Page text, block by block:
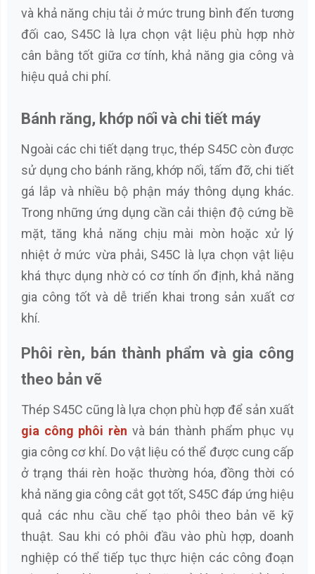
và khả năng chịu tải ở mức trung bình đến tương
đối cao, S45C là lựa chọn vật liệu phù hợp nhờ
cân bằng tốt giữa cơ tính, khả năng gia công và
hiệu quả chi phí.
Bánh răng, khớp nối và chi tiết máy
Ngoài các chi tiết dạng trục, thép S45C còn được
sử dụng cho bánh răng, khớp nối, tấm đỡ, chi tiết
gá lắp và nhiều bộ phận máy thông dụng khác.
Trong những ứng dụng cần cải thiện độ cứng bề
mặt, tăng khả năng chịu mài mòn hoặc xử lý
nhiệt ở mức vừa phải, S45C là lựa chọn vật liệu
khá thực dụng nhờ có cơ tính ổn định, khả năng
gia công tốt và dễ triển khai trong sản xuất cơ
khí.
Phôi rèn, bán thành phẩm và gia công
theo bản vẽ
Thép S45C cũng là lựa chọn phù hợp để sản xuất
gia công phôi rèn và bán thành phẩm phục vụ
gia công cơ khí. Do vật liệu có thể được cung cấp
ở trạng thái rèn hoặc thường hóa, đồng thời có
khả năng gia công cắt gọt tốt, S45C đáp ứng hiệu
quả các nhu cầu chế tạo phôi theo bản vẽ kỹ
thuật. Sau khi có phôi đầu vào phù hợp, doanh
nghiệp có thể tiếp tục thực hiện các công đoạn